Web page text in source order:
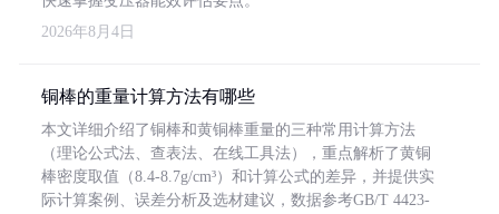
2026年8月4日
铜棒的重量计算方法有哪些
本文详细介绍了铜棒和黄铜棒重量的三种常用计算方法
（理论公式法、查表法、在线工具法），重点解析了黄铜
棒密度取值（8.4-8.7g/cm³）和计算公式的差异，并提供实
际计算案例、误差分析及选材建议，数据参考GB/T 4423-